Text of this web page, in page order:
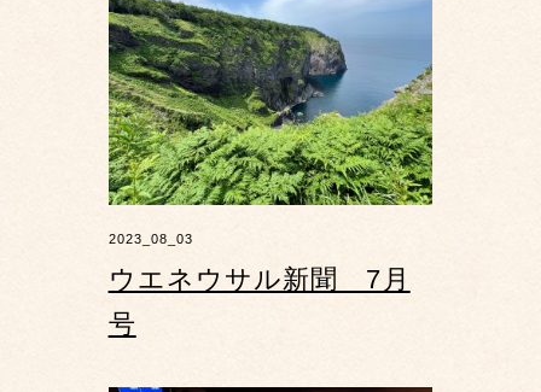
2023_08_03
ウエネウサル新聞 7月
号